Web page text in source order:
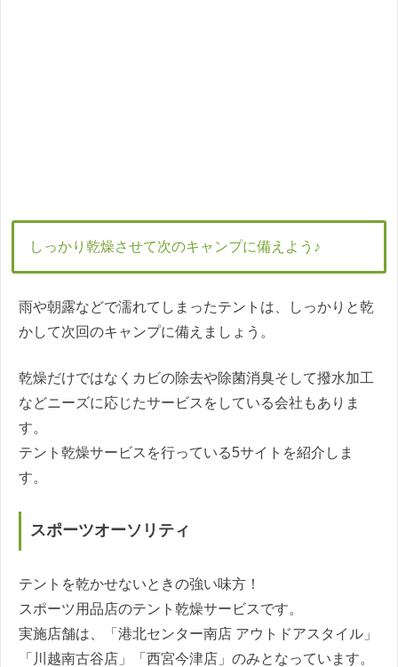
しっかり乾燥させて次のキャンプに備えよう♪
雨や朝露などで濡れてしまったテントは、しっかりと乾
かして次回のキャンプに備えましょう。
乾燥だけではなくカビの除去や除菌消臭そして撥水加工
などニーズに応じたサービスをしている会社もありま
す。
テント乾燥サービスを行っている5サイトを紹介しま
す。
スポーツオーソリティ
テントを乾かせないときの強い味方！
スポーツ用品店のテント乾燥サービスです。
実施店舗は、「港北センター南店 アウトドアスタイル」
「川越南古谷店」「西宮今津店」のみとなっています。